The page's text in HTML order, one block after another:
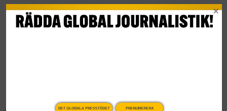
Krönika
DET GLOBALA PRESSTÖDET PRENUMERERA